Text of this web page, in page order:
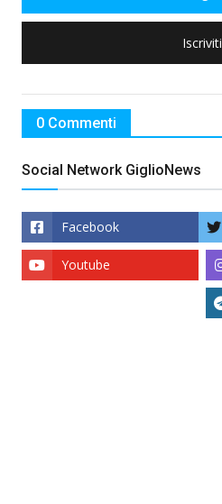
Iscriviti
0 Commenti
Social Network GiglioNews
Facebook
Youtube